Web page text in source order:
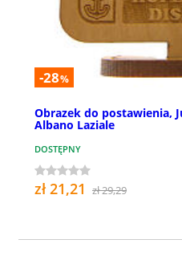
-28%
Obrazek do postawienia,
Albano Laziale
DOSTĘPNY
zł 21,21 zł 29,29